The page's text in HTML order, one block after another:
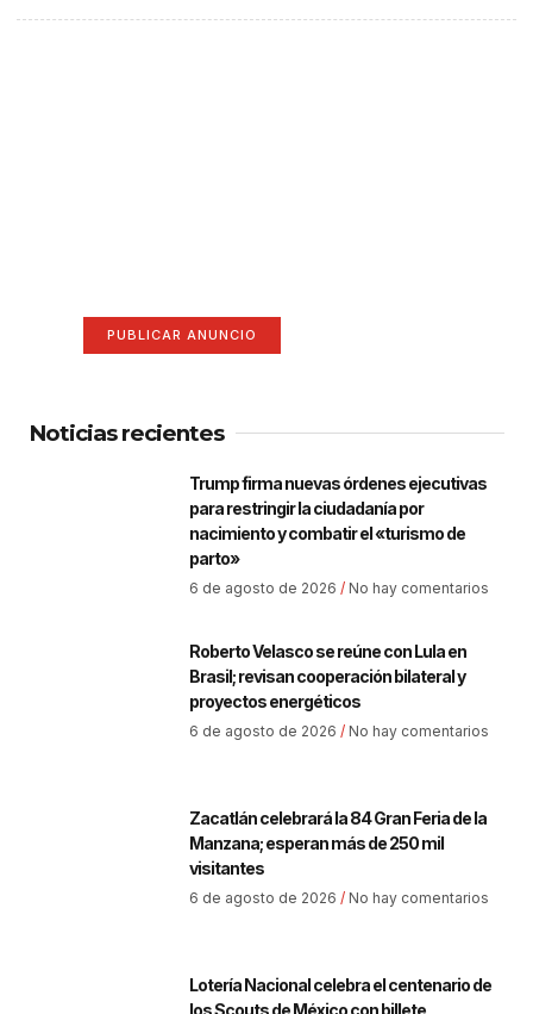
PUBLICAR ANUNCIO
Noticias recientes
Trump firma nuevas órdenes ejecutivas
para restringir la ciudadanía por
nacimiento y combatir el «turismo de
parto»
6 de agosto de 2026 No hay comentarios
Roberto Velasco se reúne con Lula en
Brasil; revisan cooperación bilateral y
proyectos energéticos
6 de agosto de 2026 No hay comentarios
Zacatlán celebrará la 84 Gran Feria de la
Manzana; esperan más de 250 mil
visitantes
6 de agosto de 2026 No hay comentarios
Lotería Nacional celebra el centenario de
los Scouts de México con billete